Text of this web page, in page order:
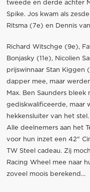
tweede en derde achter
Spike. Jos kwam als
Ritsma (7e) en Dennis
Richard Witschge (9e),
Bonjasky (11e), Nicolien
prijswinnaar Stan Kiggen
dapper mee, maar
Max. Ben Saunders
gediskwalificeerde, maar
hekkensluiter van het stel.
Alle deelnemers aan het
voor hun inzet een 42"
TW Steel cadeau. Zij
Racing Wheel mee naar
zoveel moois berekend...